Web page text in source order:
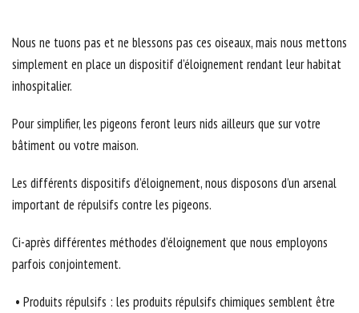
Nous ne tuons pas et ne blessons pas ces oiseaux, mais nous mettons
simplement en place un dispositif d’éloignement rendant leur habitat
inhospitalier.
Pour simplifier, les pigeons feront leurs nids ailleurs que sur votre
bâtiment ou votre maison.
Les différents dispositifs d’éloignement, nous disposons d’un arsenal
important de répulsifs contre les pigeons.
Ci-après différentes méthodes d’éloignement que nous employons
parfois conjointement.
• Produits répulsifs : les produits répulsifs chimiques semblent être